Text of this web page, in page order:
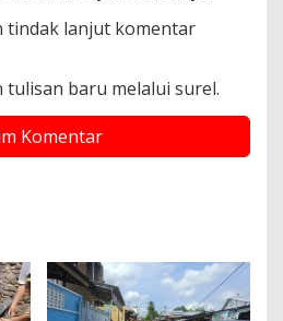
tindak lanjut komentar
tulisan baru melalui surel.